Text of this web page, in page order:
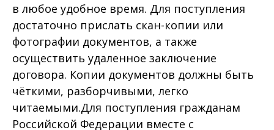
в любое удобное время. Для поступления
достаточно прислать скан-копии или
фотографии документов, а также
осуществить удаленное заключение
договора. Копии документов должны быть
чёткими, разборчивыми, легко
читаемыми.Для поступления гражданам
Российской Федерации вместе с